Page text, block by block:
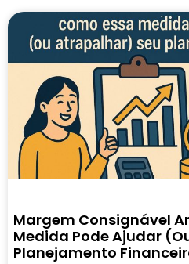
Margem Consignável
Medida Pode Ajudar
Planejamento